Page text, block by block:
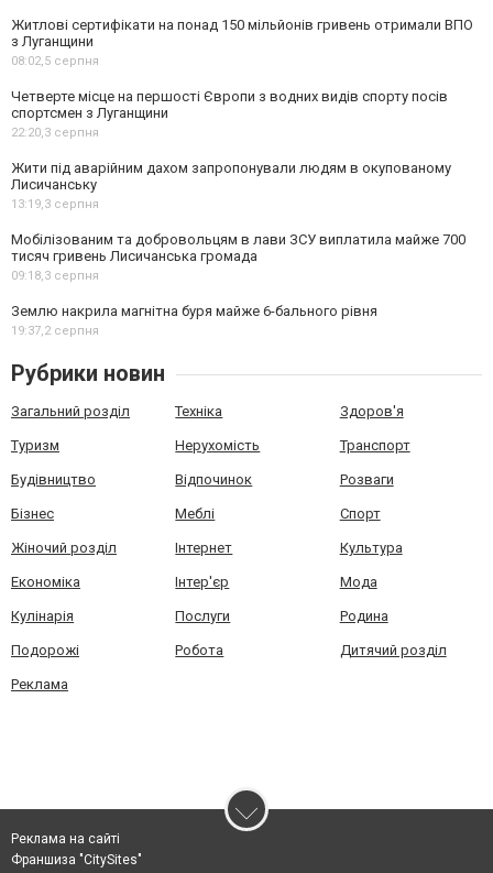
Житлові сертифікати на понад 150 мільйонів гривень отримали ВПО
з Луганщини
08:02,5 серпня
Четверте місце на першості Європи з водних видів спорту посів
спортсмен з Луганщини
22:20,3 серпня
Жити під аварійним дахом запропонували людям в окупованому
Лисичанську
13:19,3 серпня
Мобілізованим та добровольцям в лави ЗСУ виплатила майже 700
тисяч гривень Лисичанська громада
09:18,3 серпня
Землю накрила магнітна буря майже 6-бального рівня
19:37,2 серпня
Рубрики новин
Загальний розділ Техніка Здоров'я
Туризм Нерухомість Транспорт
Будівництво Відпочинок Розваги
Бізнес Меблі Спорт
Жіночий розділ Інтернет Культура
Економіка Інтер'єр Мода
Кулінарія Послуги Родина
Подорожі Робота Дитячий розділ
Реклама
Реклама на сайті
Франшиза "CitySites"